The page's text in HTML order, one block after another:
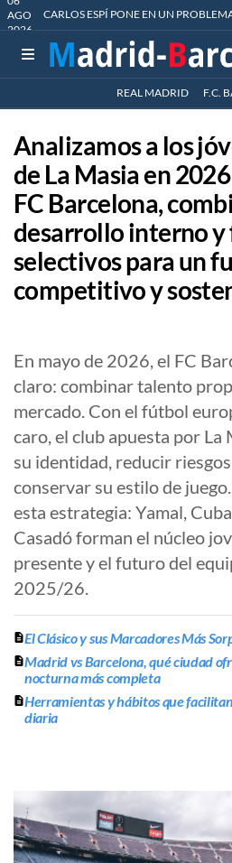
AGO
2026
CARLOS ESPÍ PONE EN UN
REAL MADRID F.C.
Analizamos a los
de La Masia en
FC Barcelona,
desarrollo interno y
selectivos para un
competitivo y
En mayo de 2026, el FC
claro: combinar talento
mercado. Con el fútbol
caro, el club apuesta por La
su identidad, reducir
conservar su estilo de
esta estrategia: Yamal,
Casadó forman el núcleo
presente y el futuro del
2025/26.
El Clásico y sus Marcadores Más
Madrid vs Barcelona, qué ciudad
nocturna más completa
Herramientas y hábitos que
diaria